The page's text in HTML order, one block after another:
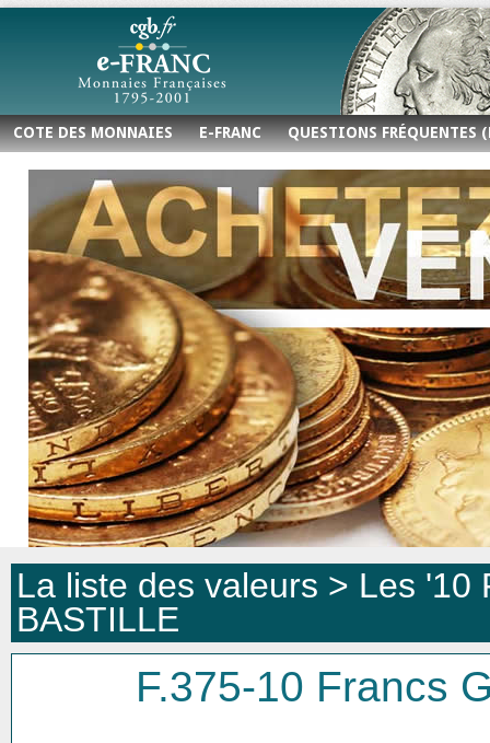
COTE DES MONNAIES E-FRANC QUESTIONS FRÉQUENTES
La liste des valeurs > Les '10
BASTILLE
F.375-10 Francs